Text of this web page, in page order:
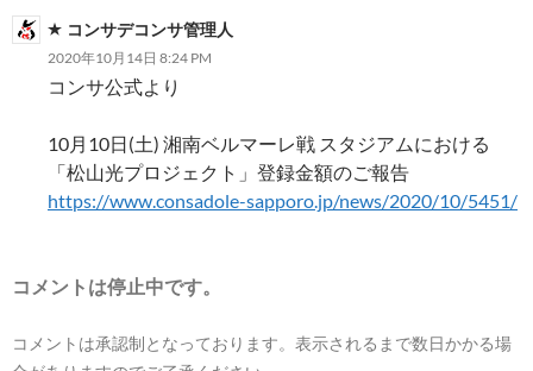
コンサデコンサ管理人
2020年10月14日 8:24 PM
コンサ公式より
10月10日(土) 湘南ベルマーレ戦 スタジアムにおける
「松山光プロジェクト」登録金額のご報告
https://www.consadole-sapporo.jp/news/2020/10/5451/
コメントは停止中です。
コメントは承認制となっております。表示されるまで数日かかる場